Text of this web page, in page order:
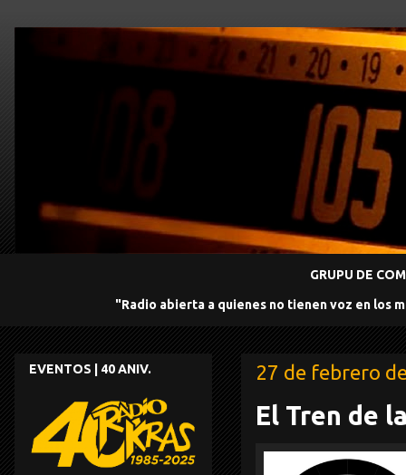
GRUPU DE
"Radio abierta a quienes no tienen voz en los
27 de febrero
El Tren de
EVENTOS | 40 ANIV.